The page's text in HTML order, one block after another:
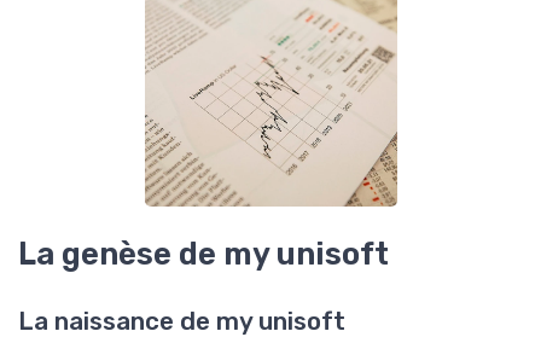
La genèse de my unisoft
La naissance de my unisoft